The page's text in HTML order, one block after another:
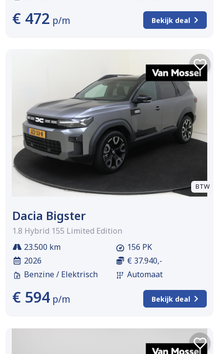
€ 472 p/m Bekijk deal
BTW
Dacia Bigster
1.8 Hybrid 155 Limited Edition
23.500 km
2026
Benzine / Elektrisch
156 PK
€ 37.940,-
Automaat
€ 594 p/m Bekijk deal